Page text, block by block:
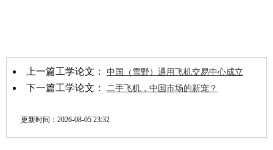
上一篇工学论文： 中国（雪野）通用飞机交易中心成立
下一篇工学论文： 二手飞机，中国市场的新宠？
更新时间： 2026-08-05 23:32